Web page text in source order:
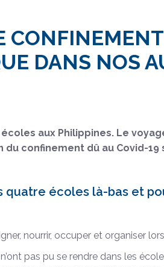
DANS NOS
aux Philippines. Le
du confinement dû au Covid-
quatre écoles là-bas et
nourrir, occuper et organiser
pas pu se rendre dans les